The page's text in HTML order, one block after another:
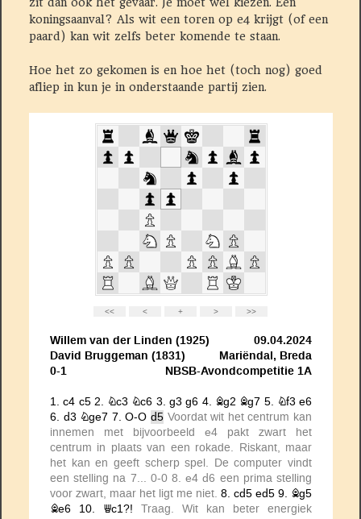
koningsaanval? Als wit een toren op e4 krijgt (of een
paard) kan wit zelfs beter komende te staan.
Hoe het zo gekomen is en hoe het (toch nog) goed
afliep in kun je in onderstaande partij zien.